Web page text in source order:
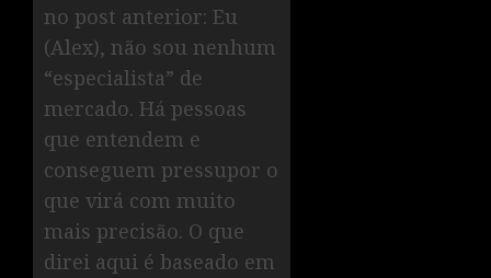
no post anterior: Eu
(Alex), não sou nenhum
“especialista” de
mercado. Há pessoas
que entendem e
conseguem pressupor o
que virá com muito
mais precisão. O que
direi aqui é baseado em